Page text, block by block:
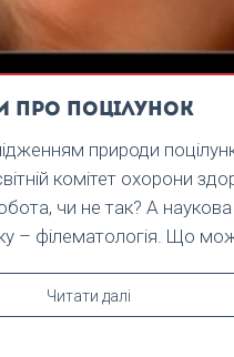
про поцілунок
природи
комітет охорони
чи не так? А наукова
– філематологія. Що
Читати далі